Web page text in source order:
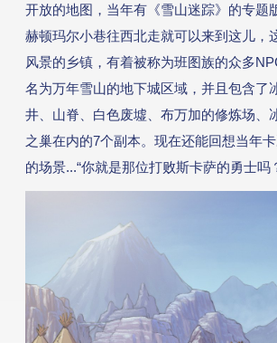
开放的地图，当年有《雪山迷踪》的专题
赫顿玛尔小巷往西北走就可以来到这儿，
风景的乡镇，有着被称为班图族的众多
名为万年雪山的地下城区域，并且包含了
井、山脊、白色废墟、布万加的修炼场、
之巢在内的7个副本。现在还能回想当年
的场景...“你就是那位打败斯卡萨的勇士吗